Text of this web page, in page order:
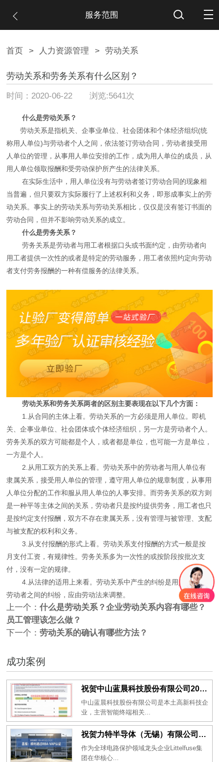
服务范围
首页 > 人力资源管理 > 劳动关系
劳动关系和劳务关系有什么区别？
时间：2020-06-22 浏览:5641次
什么是劳动关系？
劳动关系是指机关、企事业单位、社会团体和个体经济组织(统
称用人单位)与劳动者个人之间，依法签订劳动合同，劳动者接受用
人单位的管理，从事用人单位安排的工作，成为用人单位的成员，从
用人单位领取报酬和受劳动保护所产生的法律关系。
在实际生活中，用人单位没有与劳动者签订劳动合同的现象相
当普遍，但只要双方实际履行了上述权利和义务，即形成事实上的劳
动关系。事实上的劳动关系与劳动关系相比，仅仅是没有签订书面的
劳动合同，但并不影响劳动关系的成立。
什么是劳务关系？
劳务关系是劳动者与用工者根据口头或书面约定，由劳动者向
用工者提供一次性的或者是特定的劳动服务，用工者依照约定向劳动
者支付劳务报酬的一种有偿服务的法律关系。
劳动关系和劳务关系两者的区别主要表现在以下几个方面：
1.从合同的主体上看。劳动关系的一方必须是用人单位。即机
关、企事业单位、社会团体或个体经济组织，另一方是劳动者个人。
劳务关系的双方可能都是个人，或者都是单位，也可能一方是单位，
一方是个人。
2.从用工双方的关系上看。劳动关系中的劳动者与用人单位有
隶属关系，接受用人单位的管理，遵守用人单位的规章制度，从事用
人单位分配的工作和服从用人单位的人事安排。而劳务关系的双方则
是一种平等主体之间的关系，劳动者只是按约提供劳务，用工者也只
是按约定支付报酬，双方不存在隶属关系，没有管理与被管理、支配
与被支配的权利和义务。
3.从支付报酬的形式上看。劳动关系支付报酬的方式一般是按
月支付工资，有规律性。劳务关系多为一次性的或按阶段按批次支
付，没有一定的规律。
4.从法律的适用上来看。劳动关系中产生的纠纷是用人单位与
劳动者之间的纠纷，应由劳动法来调整。
上一个：什么是劳动关系？企业劳动关系内容有哪些？
员工管理该怎么做？
下一个：劳动关系的确认有哪些方法？
成功案例
祝贺中山蓝晨科技股份有限公司2026年一次性成功通过BSCI验厂-B级
中山蓝晨科技股份有限公司是本土高新科技企
业，主营智能终端相关...
祝贺力特半导体（无锡）有限公司2026年一次性成功通过RBA-VAP认证审核并取得170.2分
作为全球电路保护领域龙头企业Littelfuse集
团在华核心...